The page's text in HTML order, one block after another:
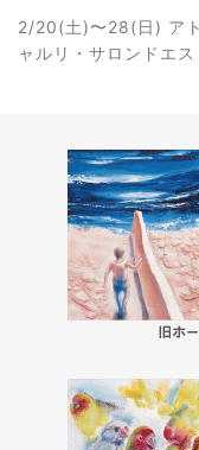
2/20(土)〜28(日) ア
ャルリ・サロンドエ